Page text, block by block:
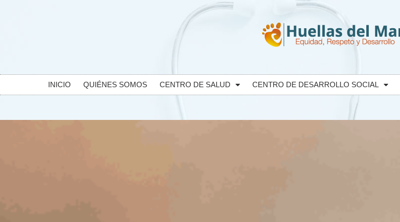
INICIO QUIÉNES SOMOS CENTRO DE SALUD CENTRO DE DESARROLLO SOCIAL